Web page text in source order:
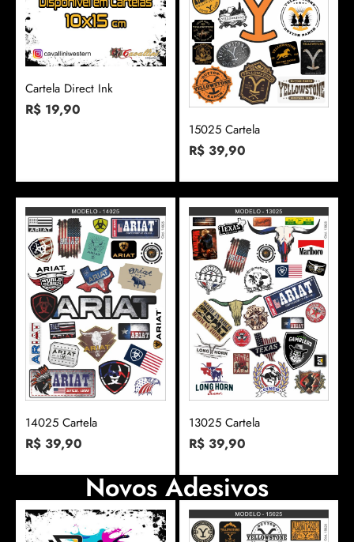
Cartela Direct Ink
R$ 19,90
15025 Cartela
R$39,90
14025 Cartela
R$ 39,90
13025 Cartela
R$39,90
Novos Adesivos